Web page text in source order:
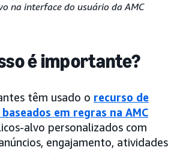
na interface do usuário da AMC
é importante?
têm usado o recurso de
em regras na AMC
alvo personalizados com
engajamento, atividades